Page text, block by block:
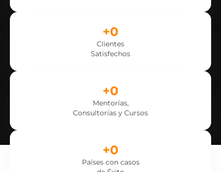
+0
Clientes
Satisfechos
+0
Mentorías,
Consultorías y Cursos
+0
Países con casos